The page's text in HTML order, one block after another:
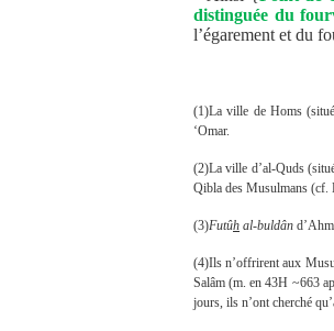
distinguée du
l’égarement et du
(1)La ville de Homs
‘Omar.
(2)La ville d’al-Quds
Qibla des Musulmans (cf.
(3)Futûh al-buldân
(4)Ils n’offrirent aux
Salâm (m. en 43H ~663
jours, ils n’ont cherché